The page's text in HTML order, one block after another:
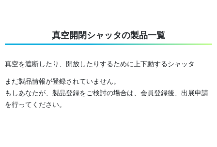
真空開閉シャッタの製品一覧
真空を遮断したり、開放したりするために上下動するシャッタ
まだ製品情報が登録されていません。
もしあなたが、製品登録をご検討の場合は、会員登録後、出展申請
を行ってください。